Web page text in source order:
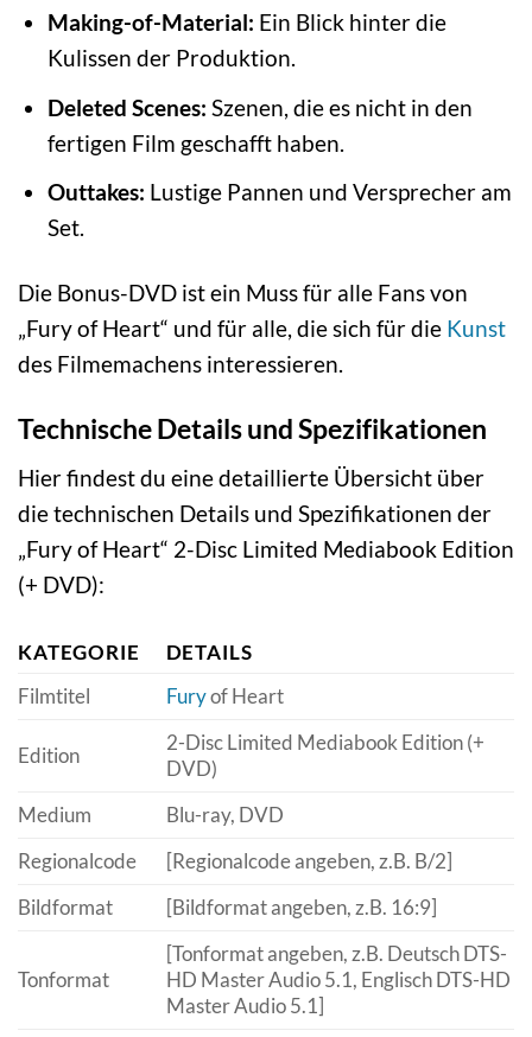
Making-of-Material: Ein Blick hinter die
Kulissen der Produktion.
Deleted Scenes: Szenen, die es nicht in den
fertigen Film geschafft haben.
Outtakes: Lustige Pannen und Versprecher am
Set.
Die Bonus-DVD ist ein Muss für alle Fans von
„Fury of Heart“ und für alle, die sich für die Kunst
des Filmemachens interessieren.
Technische Details und Spezifikationen
Hier findest du eine detaillierte Übersicht über
die technischen Details und Spezifikationen der
„Fury of Heart“ 2-Disc Limited Mediabook Edition
(+ DVD):
KATEGORIE
DETAILS
Filmtitel
Furyof Heart
Edition
2-Disc Limited Mediabook Edition (+
DVD)
Medium
Blu-ray, DVD
Regionalcode
[Regionalcode angeben, z.B. B/2]
Bildformat
[Bildformat angeben, z.B. 16:9]
Tonformat
[Tonformat angeben, z.B. Deutsch DTS-
HD Master Audio 5.1, Englisch DTS-HD
Master Audio 5.1]